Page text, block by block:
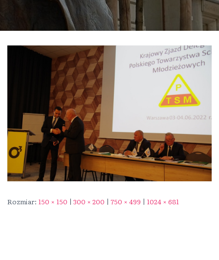
Rozmiar: 150 × 150 | 300 × 200 | 750 × 499 | 1024 × 681